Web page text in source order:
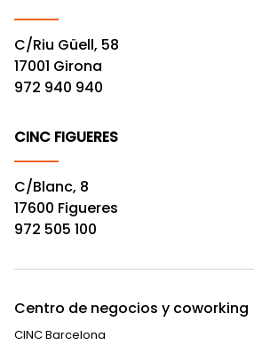
C/Riu Güell, 58
17001 Girona
972 940 940
CINC FIGUERES
C/Blanc, 8
17600 Figueres
972 505 100
Centro de negocios y coworking
CINC Barcelona